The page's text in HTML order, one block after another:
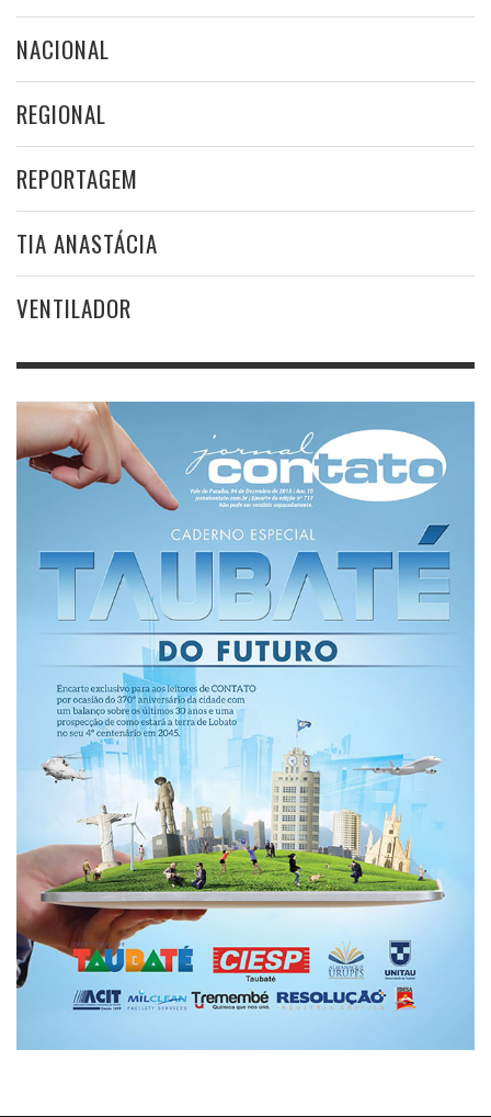
NACIONAL
REGIONAL
REPORTAGEM
TIA ANASTÁCIA
VENTILADOR